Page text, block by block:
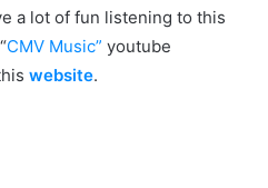
a lot of fun listening to this
CMV Music” youtube
website.